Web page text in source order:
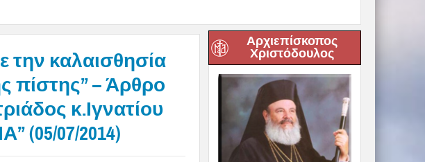
την καλαισθησία
πίστης” – Άρθρο
κ.Ιγνατίου
(05/07/2014)
Αρχιεπίσκοπος
Χριστόδουλος